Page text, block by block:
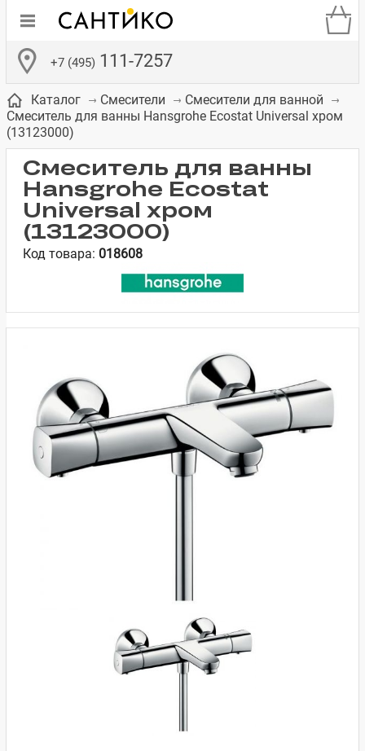
+7 (495) 111-7257
Бачки для
унитазов
Сиденья для
унитазов
Смесители для
встраиваемых
систем
Зеркало-шкаф
Полки в ванную
комнату
Каталог Смесители
Смесители для ванной
Смеситель для ванны Hansgrohe Ecostat Universal хром
(13123000)
Смеситель для ванны
Hansgrohe Ecostat
Universal хром
(13123000)
Код товара: 018608